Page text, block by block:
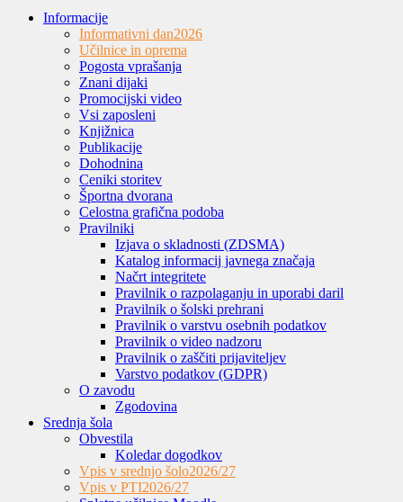
Informacije
Informativni dan2026
Učilnice in oprema
Pogosta vprašanja
Znani dijaki
Promocijski video
Vsi zaposleni
Knjižnica
Publikacije
Dohodnina
Ceniki storitev
Športna dvorana
Celostna grafična podoba
Pravilniki
Izjava o skladnosti (ZDSMA)
Katalog informacij javnega značaja
Načrt integritete
Pravilnik o razpolaganju in uporabi daril
Pravilnik o šolski prehrani
Pravilnik o varstvu osebnih podatkov
Pravilnik o video nadzoru
Pravilnik o zaščiti prijaviteljev
Varstvo podatkov (GDPR)
O zavodu
Zgodovina
Srednja šola
Obvestila
Koledar dogodkov
Vpis v srednjo šolo2026/27
Vpis v PTI2026/27